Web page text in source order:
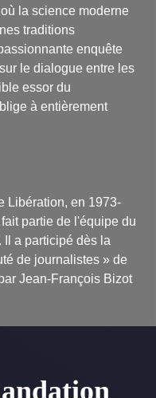
la science moderne
traditions
enquête
le dialogue entre les
essor du
à entièrement
Libération, en 1973-
partie de l'équipe du
Il a participé dès la
de journalistes » de
Jean-François Bizot